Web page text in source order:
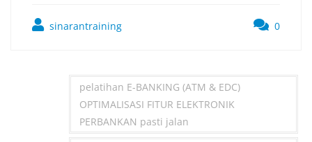
sinarantraining 0
pelatihan E-BANKING (ATM & EDC)
OPTIMALISASI FITUR ELEKTRONIK
PERBANKAN pasti jalan